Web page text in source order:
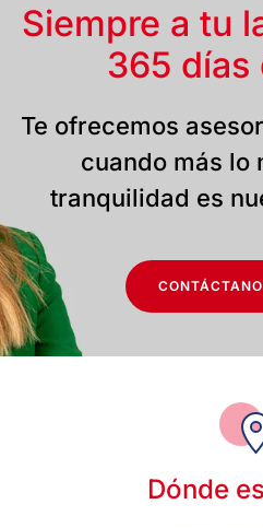
Siempre a tu
365 días
Te ofrecemos
cuando más lo
tranquilidad es
Dónde